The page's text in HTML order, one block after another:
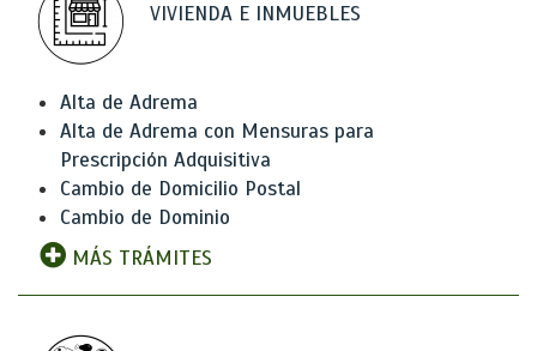
VIVIENDA E INMUEBLES
Alta de Adrema
Alta de Adrema con Mensuras para
Prescripción Adquisitiva
Cambio de Domicilio Postal
Cambio de Dominio
MÁS TRÁMITES